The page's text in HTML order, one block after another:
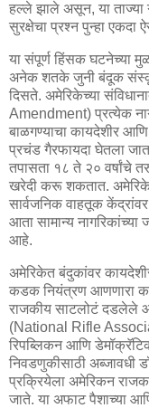
हल्ले झाले असून, या ताज्या
सुरक्षेचा प्रश्न पुन्हा
या संपूर्ण हिंसक घटनेच्या
अनेक शतके जुनी बंदूक
दिसते. अमेरिकेच्या
Amendment) प्रत्येक
बाळगण्याचा कायदेशीर
प्रचंड गैरफायदा घेतला
तपासता १८ ते २० वर्षांचे
खरेदी करू शकतात.
सार्वजनिक वाहतूक
आता सामान्य
आहे.
अमेरिकेत बंदुकांवर कायदेशीर
कडक नियंत्रण आणणारा
राजकीय साटलोटं दडलेले
(National Rifle
रिपब्लिकन आणि
निवडणुकीसाठी अब्जावधी
प्रक्रियेला अमेरिकन
जाते. या अफाट पैशाच्या